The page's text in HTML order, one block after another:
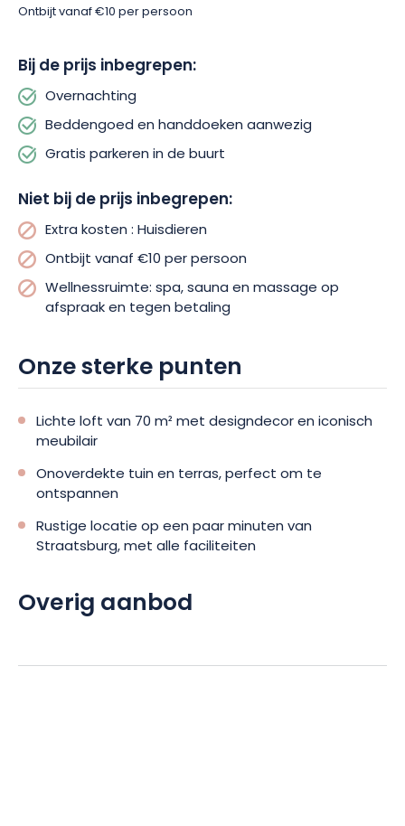
Ontbijt vanaf €10 per persoon
Bij de prijs inbegrepen:
Overnachting
Beddengoed en handdoeken aanwezig
Gratis parkeren in de buurt
Niet bij de prijs inbegrepen:
Extra kosten : Huisdieren
Ontbijt vanaf €10 per persoon
Wellnessruimte: spa, sauna en massage op
afspraak en tegen betaling
Onze sterke punten
Lichte loft van 70 m² met designdecor en iconisch
meubilair
Onoverdekte tuin en terras, perfect om te
ontspannen
Rustige locatie op een paar minuten van
Straatsburg, met alle faciliteiten
Overig aanbod